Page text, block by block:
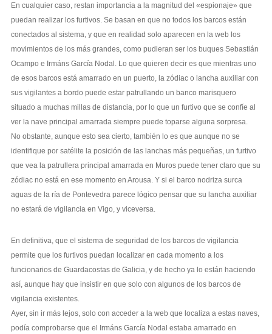
En cualquier caso, restan importancia a la magnitud del «espionaje» que
puedan realizar los furtivos. Se basan en que no todos los barcos están
conectados al sistema, y que en realidad solo aparecen en la web los
movimientos de los más grandes, como pudieran ser los buques Sebastián
Ocampo e Irmáns García Nodal. Lo que quieren decir es que mientras uno
de esos barcos está amarrado en un puerto, la zódiac o lancha auxiliar con
sus vigilantes a bordo puede estar patrullando un banco marisquero
situado a muchas millas de distancia, por lo que un furtivo que se confíe al
ver la nave principal amarrada siempre puede toparse alguna sorpresa.
No obstante, aunque esto sea cierto, también lo es que aunque no se
identifique por satélite la posición de las lanchas más pequeñas, un furtivo
que vea la patrullera principal amarrada en Muros puede tener claro que su
zódiac no está en ese momento en Arousa. Y si el barco nodriza surca
aguas de la ría de Pontevedra parece lógico pensar que su lancha auxiliar
no estará de vigilancia en Vigo, y viceversa.
En definitiva, que el sistema de seguridad de los barcos de vigilancia
permite que los furtivos puedan localizar en cada momento a los
funcionarios de Guardacostas de Galicia, y de hecho ya lo están haciendo
así, aunque hay que insistir en que solo con algunos de los barcos de
vigilancia existentes.
Ayer, sin ir más lejos, solo con acceder a la web que localiza a estas naves,
podía comprobarse que el Irmáns García Nodal estaba amarrado en